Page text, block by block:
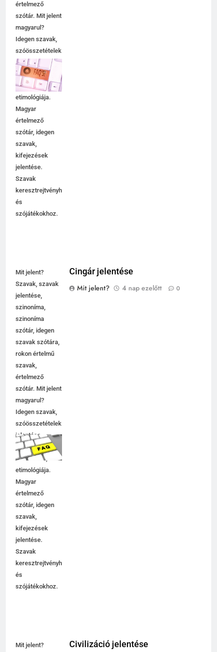
értelmező
szótár. Mit jelent
magyarul?
Idegen szavak,
szóösszetételek
jelentése,
magyarázata,
használata,
etimológiája.
Magyar
értelmező
szótár, idegen
szavak,
kifejezések
jelentése.
Szavak
keresztrejtvényhez
és
szójátékokhoz.
Mit jelent?
Szavak, szavak
jelentése,
szinoníma,
szinoníma
szótár, idegen
szavak szótára,
rokon értelmű
szavak,
értelmező
szótár. Mit jelent
magyarul?
Idegen szavak,
szóösszetételek
jelentése,
magyarázata,
használata,
etimológiája.
Magyar
értelmező
szótár, idegen
szavak,
kifejezések
jelentése.
Szavak
keresztrejtvényhez
és
szójátékokhoz.
Cingár jelentése
Mit jelent?
4 nap ezelőtt 0
Mit jelent?
Civilizáció jelentése